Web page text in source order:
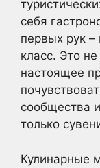
себя
первых рук –
класс. Это
настоящее
сообщества
только
Кулинарные